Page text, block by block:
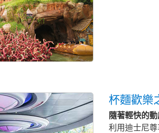
杯麵歡樂
隨著輕快的
利用迪士尼尊